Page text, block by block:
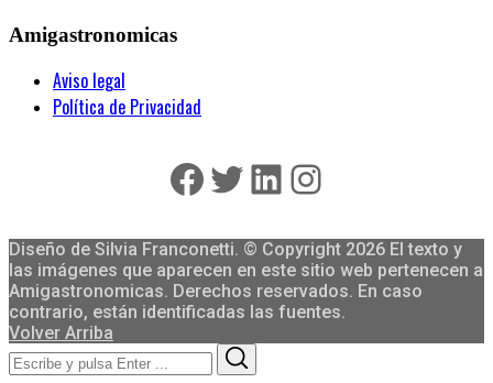
Amigastronomicas
Aviso legal
Política de Privacidad
Facebook
Twitter
LinkedIn
Instagram
Diseño de Silvia Franconetti. © Copyright 2026 El texto y
las imágenes que aparecen en este sitio web pertenecen a
Amigastronomicas. Derechos reservados. En caso
contrario, están identificadas las fuentes.
Volver Arriba
Search
for: